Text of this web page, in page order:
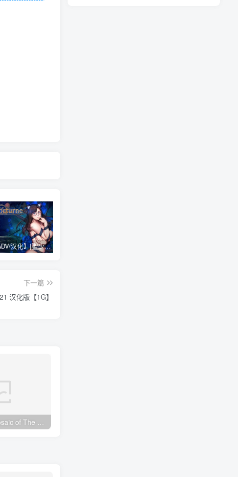
【ADV/汉化】[聖少女] SLEEPLESS-Nocturne~不眠之夜 汉化中文版【2.1G】
下一篇
汉化版【1G】
法老的马赛克/Mosaic of The Pharaohs Build.18051427|休闲益智|容量356MB|免安装绿色中文版